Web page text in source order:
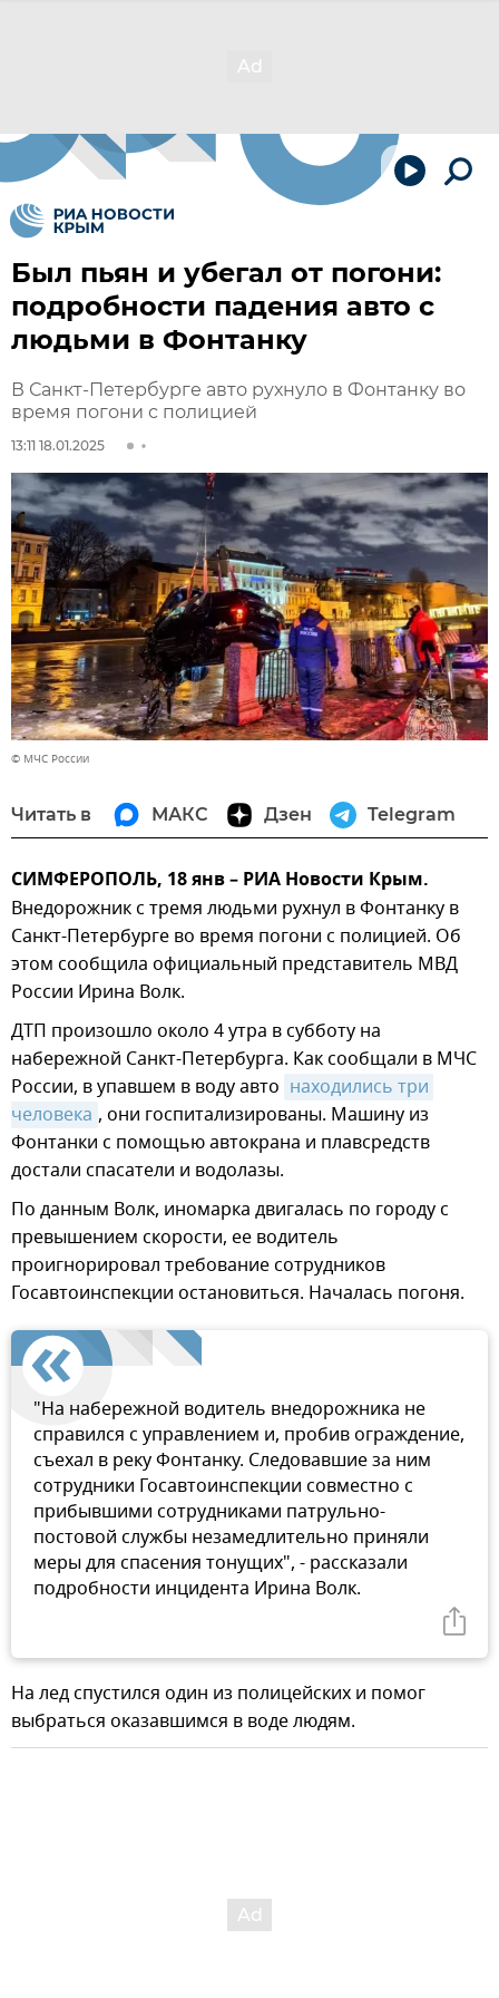
Был пьян и убегал от погони:
подробности падения авто с
людьми в Фонтанку
В Санкт-Петербурге авто рухнуло в Фонтанку во
время погони с полицией
13:11 18.01.2025
© МЧС России
Читать в МАКС Дзен Telegram
СИМФЕРОПОЛЬ, 18 янв – РИА Новости Крым.
Внедорожник с тремя людьми рухнул в Фонтанку в
Санкт-Петербурге во время погони с полицией. Об
этом сообщила официальный представитель МВД
России Ирина Волк.
ДТП произошло около 4 утра в субботу на
набережной Санкт-Петербурга. Как сообщали в МЧС
России, в упавшем в воду авто находились три
человека , они госпитализированы. Машину из
Фонтанки с помощью автокрана и плавсредств
достали спасатели и водолазы.
По данным Волк, иномарка двигалась по городу с
превышением скорости, ее водитель
проигнорировал требование сотрудников
Госавтоинспекции остановиться. Началась погоня.
"На набережной водитель внедорожника не
справился с управлением и, пробив ограждение,
съехал в реку Фонтанку. Следовавшие за ним
сотрудники Госавтоинспекции совместно с
прибывшими сотрудниками патрульно-
постовой службы незамедлительно приняли
меры для спасения тонущих", - рассказали
подробности инцидента Ирина Волк.
На лед спустился один из полицейских и помог
выбраться оказавшимся в воде людям.